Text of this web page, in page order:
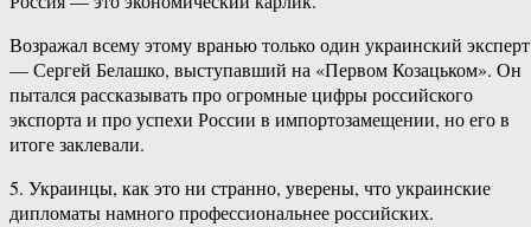
Возражал всему этому вранью только один украинский эксперт
— Сергей Белашко, выступавший на «Первом Козацьком». Он
пытался рассказывать про огромные цифры российского
экспорта и про успехи России в импортозамещении, но его в
итоге заклевали.
5. Украинцы, как это ни странно, уверены, что украинские
дипломаты намного профессиональнее российских.